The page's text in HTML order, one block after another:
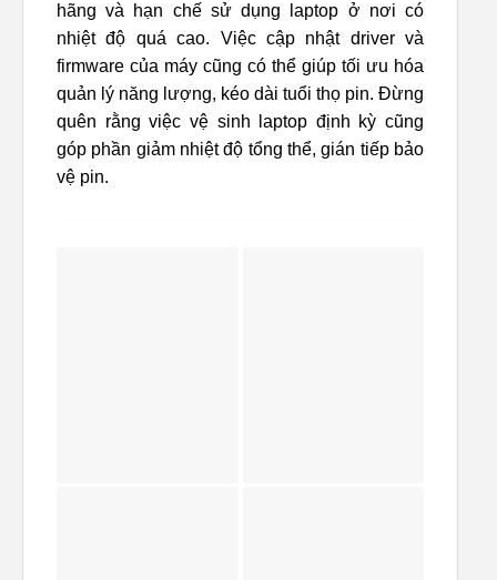
hãng và hạn chế sử dụng laptop ở nơi có
nhiệt độ quá cao. Việc cập nhật driver và
firmware của máy cũng có thể giúp tối ưu hóa
quản lý năng lượng, kéo dài tuổi thọ pin. Đừng
quên rằng việc vệ sinh laptop định kỳ cũng
góp phần giảm nhiệt độ tổng thể, gián tiếp bảo
vệ pin.